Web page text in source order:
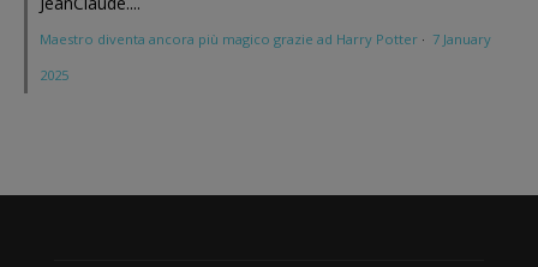
Maestro diventa ancora più magico grazie ad Harry Potter · 7 January
2025